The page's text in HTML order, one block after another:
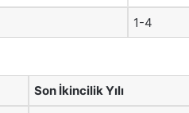
1-4
Son İkincilik Yılı